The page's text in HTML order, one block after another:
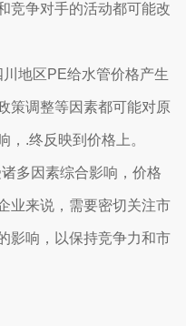
竞争对手的活动都可能改
地区PE给水管价格产生
策调整等因素都可能对原
，.终反映到价格上。
多因素综合影响，价格
业来说，需要密切关注市
影响，以保持竞争力和市